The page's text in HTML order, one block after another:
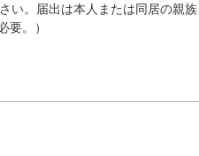
い。届出は本人または同居の親族
要。）